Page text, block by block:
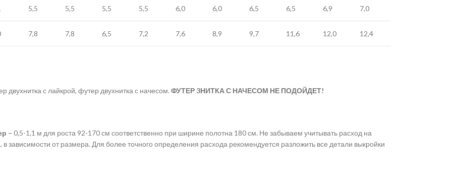
5,5 5,5 5,5 5,5 6,0 6,0 6,5 6,5 6,9 7,0
7,8 7,8 6,5 7,2 7,6 8,9 9,7 11,6 12,0 12,4
двухнитка с лайкрой, футер двухнитка с начесом.ФУТЕР 3НИТКА С НАЧЕСОМ НЕ ПОДОЙДЕТ!
– 0,5-1,1 м для роста 92-170 см соответственно при ширине полотна 180 см. Не забываем учитывать расход на
зависимости от размера. Для более точного определения расхода рекомендуется разложить все детали выкройки